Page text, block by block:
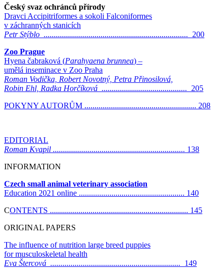
Český svaz ochránců přírody
Dravci Accipitriformes a sokoli Falconiformes
v záchranných stanicích
Petr Stýblo ....................................................................... 200
Zoo Prague
Hyena čabraková (Parahyaena brunnea) –
umělá inseminace v Zoo Praha
Roman Vodička, Robert Novotný, Petra Přinosilová,
Robin Ehl, Radka Horčíková .......................................... 205
POKYNY AUTORŮM ....................................................... 208
EDITORIAL
Roman Kvapil ................................................................. 138
INFORMATION
Czech small animal veterinary association
Education 2021 online .................................................... 140
CONTENTS .................................................................... 145
ORIGINAL PAPERS
The influence of nutrition large breed puppies
for musculoskeletal health
Eva Štercová ................................................................ 149